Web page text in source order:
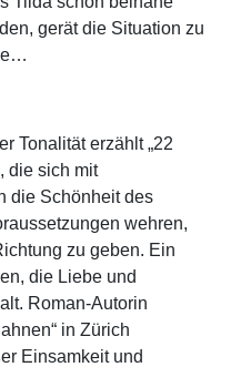
gerät die Situation zu
Tonalität erzählt „22
die sich mit
die Schönheit des
wehren,
zu geben. Ein
die Liebe und
Roman-Autorin
in Zürich
Einsamkeit und